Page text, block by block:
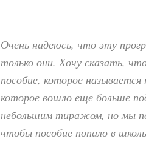
Очень надеюсь, что эту
только они. Хочу сказать,
пособие, которое
которое вошло еще больше
небольшим тиражом, но мы
чтобы пособие попало в